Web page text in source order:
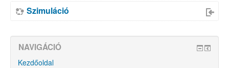
Szimuláció
NAVIGÁCIÓ
Kezdőoldal